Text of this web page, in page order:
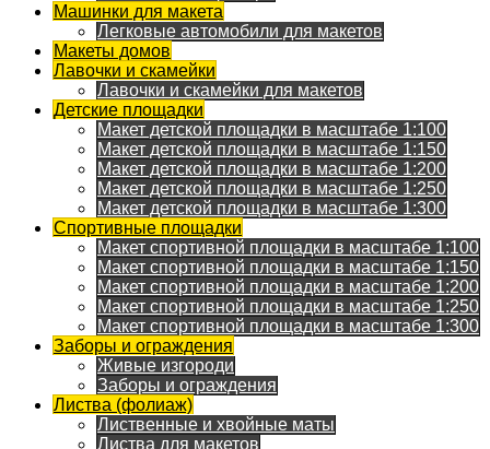
Машинки для макета
Легковые автомобили для макетов
Макеты домов
Лавочки и скамейки
Лавочки и скамейки для макетов
Детские площадки
Макет детской площадки в масштабе 1:100
Макет детской площадки в масштабе 1:150
Макет детской площадки в масштабе 1:200
Макет детской площадки в масштабе 1:250
Макет детской площадки в масштабе 1:300
Спортивные площадки
Макет спортивной площадки в масштабе 1:100
Макет спортивной площадки в масштабе 1:150
Макет спортивной площадки в масштабе 1:200
Макет спортивной площадки в масштабе 1:250
Макет спортивной площадки в масштабе 1:300
Заборы и ограждения
Живые изгороди
Заборы и ограждения
Листва (фолиаж)
Лиственные и хвойные маты
Листва для макетов